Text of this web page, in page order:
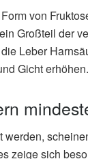
von
Großteil der
Leber
Gicht erhöhen.
zeige sich